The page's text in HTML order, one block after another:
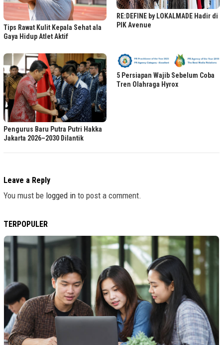
Tips Rawat Kulit Kepala Sehat ala
Gaya Hidup Atlet Aktif
RE:DEFINE by LOKALMADE Hadir di
PIK Avenue
Pengurus Baru Putra Putri Hakka
Jakarta 2026–2030 Dilantik
5 Persiapan Wajib Sebelum Coba
Tren Olahraga Hyrox
Leave a Reply
You must be logged in to post a comment.
TERPOPULER